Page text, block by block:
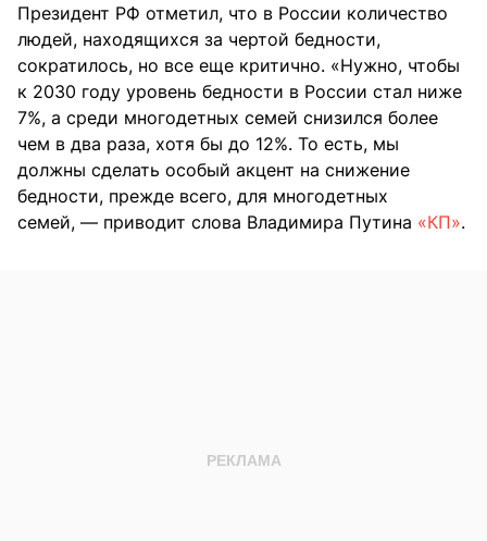
Президент РФ отметил, что в России количество
людей, находящихся за чертой бедности,
сократилось, но все еще критично. «Нужно, чтобы
к 2030 году уровень бедности в России стал ниже
7%, а среди многодетных семей снизился более
чем в два раза, хотя бы до 12%. То есть, мы
должны сделать особый акцент на снижение
бедности, прежде всего, для многодетных
семей, — приводит слова Владимира Путина «КП».